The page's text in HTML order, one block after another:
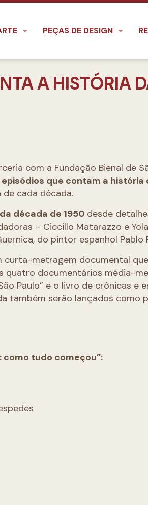
PEÇAS DE DESIGN
A HISTÓRIA
com a Fundação Bienal de
episódios que contam a história
cada década.
década de 1950 desde
– Ciccillo Matarazzo e
do pintor espanhol Pablo
curta-metragem documental
quatro documentários média-
Paulo” e o livro de crônicas e
também serão lançados como
como tudo começou”: